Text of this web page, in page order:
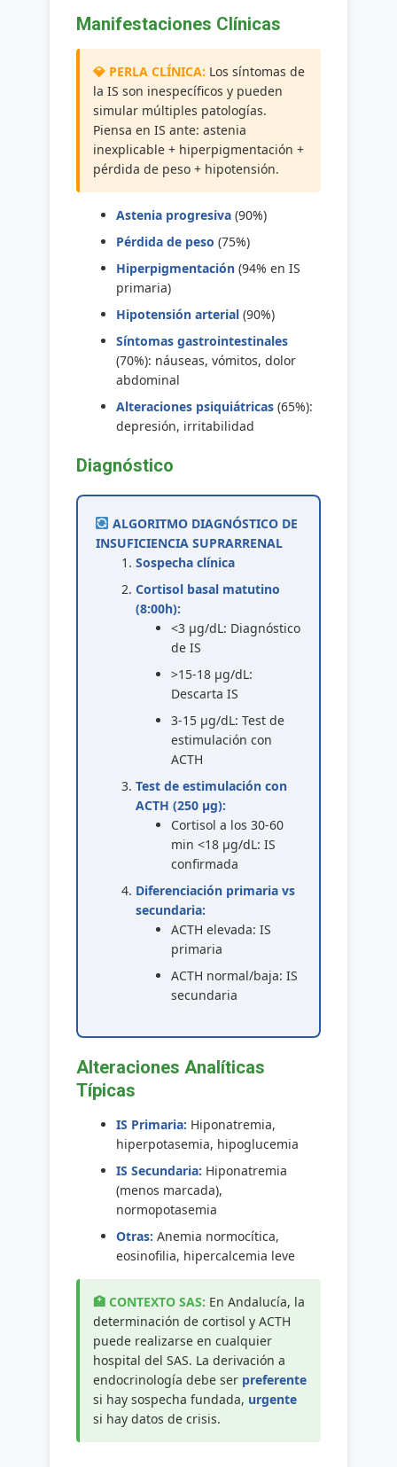
Manifestaciones Clínicas
Los síntomas de
la IS son inespecíficos y pueden
simular múltiples patologías.
Piensa en IS ante: astenia
inexplicable + hiperpigmentación +
pérdida de peso + hipotensión.
Astenia progresiva(90%)
Pérdida de peso (75%)
Hiperpigmentación(94% en IS
primaria)
Hipotensión arterial(90%)
Síntomas gastrointestinales
(70%): náuseas, vómitos, dolor
abdominal
Alteraciones psiquiátricas(65%):
depresión, irritabilidad
Diagnóstico
ALGORITMO DIAGNÓSTICO DE
INSUFICIENCIA SUPRARRENAL
Sospecha clínica
Cortisol basal matutino
(8:00h):
<3 μg/dL: Diagnóstico
de IS
>15-18 μg/dL:
Descarta IS
3-15 μg/dL: Test de
estimulación con
ACTH
Test de estimulación con
ACTH (250 μg):
Cortisol a los 30-60
min <18 μg/dL: IS
confirmada
Diferenciación primaria vs
secundaria:
ACTH elevada: IS
primaria
ACTH normal/baja: IS
secundaria
Alteraciones Analíticas
Típicas
IS Primaria: Hiponatremia,
hiperpotasemia, hipoglucemia
IS Secundaria: Hiponatremia
(menos marcada),
normopotasemia
Otras: Anemia normocítica,
eosinofilia, hipercalcemia leve
En Andalucía, la
determinación de cortisol y ACTH
puede realizarse en cualquier
hospital del SAS. La derivación a
endocrinología debe ser preferente
si hay sospecha fundada, urgente
si hay datos de crisis.